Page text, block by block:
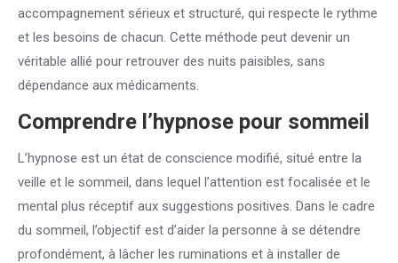
accompagnement sérieux et structuré, qui respecte le rythme
et les besoins de chacun. Cette méthode peut devenir un
véritable allié pour retrouver des nuits paisibles, sans
dépendance aux médicaments.
Comprendre l’hypnose pour sommeil
L’hypnose est un état de conscience modifié, situé entre la
veille et le sommeil, dans lequel l’attention est focalisée et le
mental plus réceptif aux suggestions positives. Dans le cadre
du sommeil, l’objectif est d’aider la personne à se détendre
profondément, à lâcher les ruminations et à installer de